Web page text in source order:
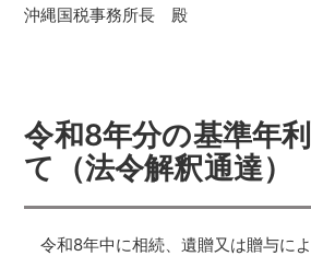
沖縄国税事務所長 殿
令和8年分の基準年
て（法令解釈通達）
令和8年中に相続、遺贈又は贈与に